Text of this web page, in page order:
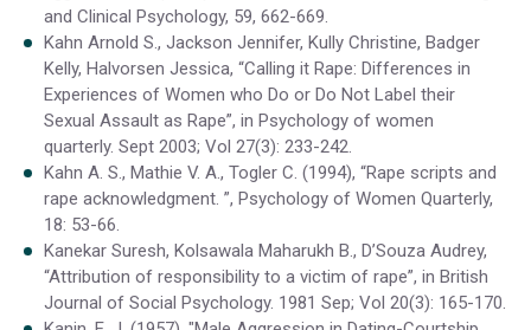
and Clinical Psychology, 59, 662-669.
Kahn Arnold S., Jackson Jennifer, Kully Christine, Badger
Kelly, Halvorsen Jessica, “Calling it Rape: Differences in
Experiences of Women who Do or Do Not Label their
Sexual Assault as Rape”, in Psychology of women
quarterly. Sept 2003; Vol 27(3): 233-242.
Kahn A. S., Mathie V. A., Togler C. (1994), “Rape scripts and
rape acknowledgment. ”, Psychology of Women Quarterly,
18: 53-66.
Kanekar Suresh, Kolsawala Maharukh B., D’Souza Audrey,
“Attribution of responsibility to a victim of rape”, in British
Journal of Social Psychology. 1981 Sep; Vol 20(3): 165-170.